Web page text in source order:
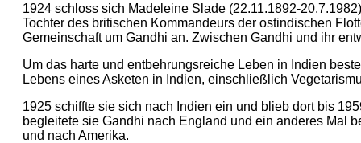
1924 schloss sich Madeleine Slade (22.11.1892-
Tochter des britischen Kommandeurs der ostindischen
Gemeinschaft um Gandhi an. Zwischen Gandhi und ihr
Um das harte und entbehrungsreiche Leben in Indien
Lebens eines Asketen in Indien, einschließlich
1925 schiffte sie sich nach Indien ein und blieb dort bis
begleitete sie Gandhi nach England und ein anderes Mal
und nach Amerika.